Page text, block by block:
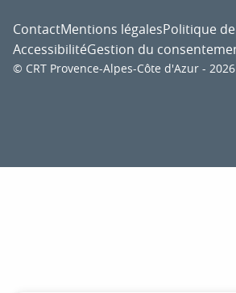
© CRT Provence-Alpes-Côte d'Azur - 2026
ContactMentions légalesPolitique
AccessibilitéGestion du